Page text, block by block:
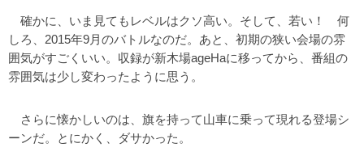
確かに、いま見てもレベルはクソ高い。そして、若い！ 何
しろ、2015年9月のバトルなのだ。あと、初期の狭い会場の雰
囲気がすごくいい。収録が新木場ageHaに移ってから、番組の
雰囲気は少し変わったように思う。
さらに懐かしいのは、旗を持って山車に乗って現れる登場シ
ーンだ。とにかく、ダサかった。